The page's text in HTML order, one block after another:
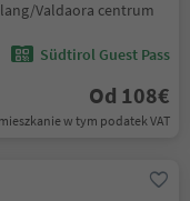
Valdaora centrum
Südtirol Guest Pass
Od 108€
w tym podatek VAT